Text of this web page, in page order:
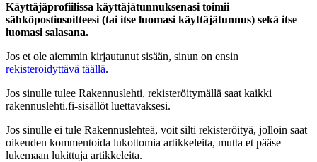
Käyttäjäprofiilissa käyttäjätunnuksenasi toimii
sähköpostiosoitteesi (tai itse luomasi käyttäjätunnus) sekä itse
luomasi salasana.
Jos et ole aiemmin kirjautunut sisään, sinun on ensin
rekisteröidyttävä täällä.
Jos sinulle tulee Rakennuslehti, rekisteröitymällä saat kaikki
rakennuslehti.fi-sisällöt luettavaksesi.
Jos sinulle ei tule Rakennuslehteä, voit silti rekisteröityä, jolloin saat
oikeuden kommentoida lukottomia artikkeleita, mutta et pääse
lukemaan lukittuja artikkeleita.